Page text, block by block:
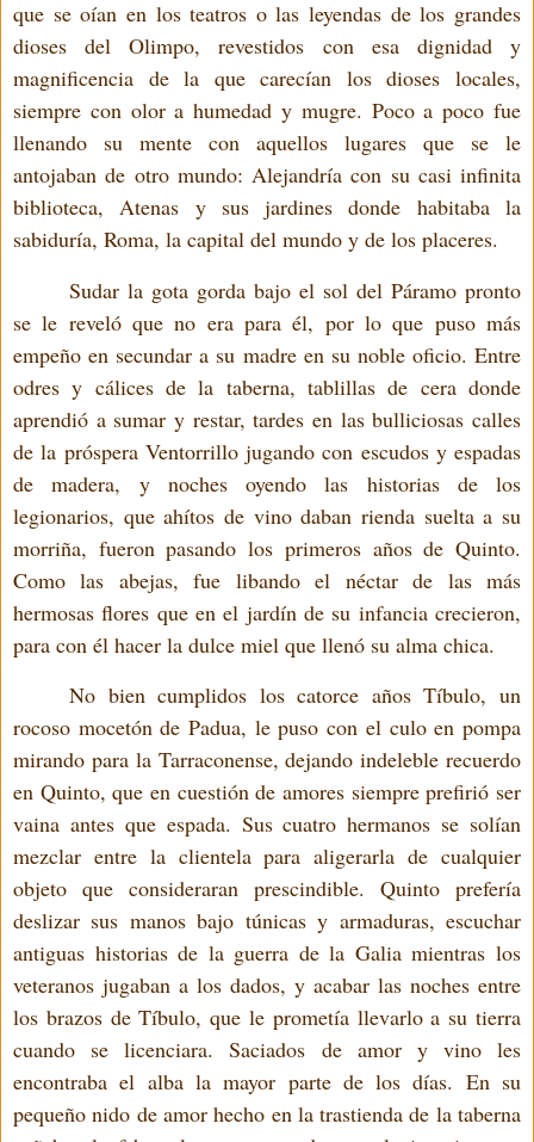
que se oían en los teatros o las leyendas de los grandes
dioses del Olimpo, revestidos con esa dignidad y
magnificencia de la que carecían los dioses locales,
siempre con olor a humedad y mugre. Poco a poco fue
llenando su mente con aquellos lugares que se le
antojaban de otro mundo: Alejandría con su casi infinita
biblioteca, Atenas y sus jardines donde habitaba la
sabiduría, Roma, la capital del mundo y de los placeres.
Sudar la gota gorda bajo el sol del Páramo pronto
se le reveló que no era para él, por lo que puso más
empeño en secundar a su madre en su noble oficio. Entre
odres y cálices de la taberna, tablillas de cera donde
aprendió a sumar y restar, tardes en las bulliciosas calles
de la próspera Ventorrillo jugando con escudos y espadas
de madera, y noches oyendo las historias de los
legionarios, que ahítos de vino daban rienda suelta a su
morriña, fueron pasando los primeros años de Quinto.
Como las abejas, fue libando el néctar de las más
hermosas flores que en el jardín de su infancia crecieron,
para con él hacer la dulce miel que llenó su alma chica.
No bien cumplidos los catorce años Tíbulo, un
rocoso mocetón de Padua, le puso con el culo en pompa
mirando para la Tarraconense, dejando indeleble recuerdo
en Quinto, que en cuestión de amores siempre prefirió ser
vaina antes que espada. Sus cuatro hermanos se solían
mezclar entre la clientela para aligerarla de cualquier
objeto que consideraran prescindible. Quinto prefería
deslizar sus manos bajo túnicas y armaduras, escuchar
antiguas historias de la guerra de la Galia mientras los
veteranos jugaban a los dados, y acabar las noches entre
los brazos de Tíbulo, que le prometía llevarlo a su tierra
cuando se licenciara. Saciados de amor y vino les
encontraba el alba la mayor parte de los días. En su
pequeño nido de amor hecho en la trastienda de la taberna